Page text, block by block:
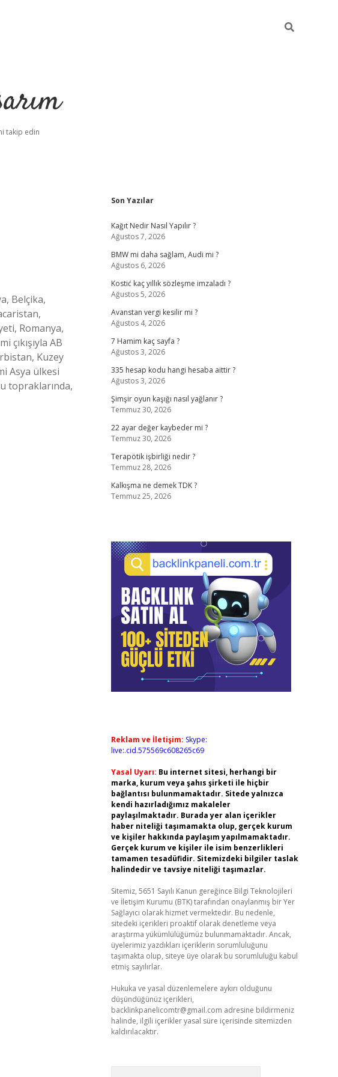
takip edin
Belçika,
Romanya,
çıkışıyla AB
Kuzey
Asya ülkesi
topraklarında,
Sidebar
Son Yazılar
Kağıt Nedir Nasıl Yapılır ?
Ağustos 7, 2026
BMW mi daha sağlam, Audi mi ?
Ağustos 6, 2026
Kostić kaç yıllık sözleşme imzaladı ?
Ağustos 5, 2026
Avanstan vergi kesilir mi ?
Ağustos 4, 2026
7 Hamim kaç sayfa ?
Ağustos 3, 2026
335 hesap kodu hangi hesaba aittir ?
Ağustos 3, 2026
Şimşir oyun kaşığı nasıl yağlanır ?
Temmuz 30, 2026
22 ayar değer kaybeder mi ?
Temmuz 30, 2026
Terapötik işbirliği nedir ?
Temmuz 28, 2026
Kalkışma ne demek TDK ?
Temmuz 25, 2026
Reklam ve İletişim: Skype:
live:.cid.575569c608265c69
Yasal Uyarı: Bu internet sitesi, herhangi bir
marka, kurum veya şahıs şirketi ile hiçbir
bağlantısı bulunmamaktadır. Sitede yalnızca
kendi hazırladığımız makaleler
paylaşılmaktadır. Burada yer alan içerikler
haber niteliği taşımamakta olup, gerçek kurum
ve kişiler hakkında paylaşım yapılmamaktadır.
Gerçek kurum ve kişiler ile isim benzerlikleri
tamamen tesadüfidir. Sitemizdeki bilgiler taslak
halindedir ve tavsiye niteliği taşımazlar.
Sitemiz, 5651 Sayılı Kanun gereğince Bilgi Teknolojileri
ve İletişim Kurumu (BTK) tarafından onaylanmış bir Yer
Sağlayıcı olarak hizmet vermektedir. Bu nedenle,
sitedeki içerikleri proaktif olarak denetleme veya
araştırma yükümlülüğümüz bulunmamaktadır. Ancak,
üyelerimiz yazdıkları içeriklerin sorumluluğunu
taşımakta olup, siteye üye olarak bu sorumluluğu kabul
etmiş sayılırlar.
Hukuka ve yasal düzenlemelere aykırı olduğunu
düşündüğünüz içerikleri,
backlinkpanelicomtr@gmail.com adresine bildirmeniz
halinde, ilgili içerikler yasal süre içerisinde sitemizden
kaldırılacaktır.